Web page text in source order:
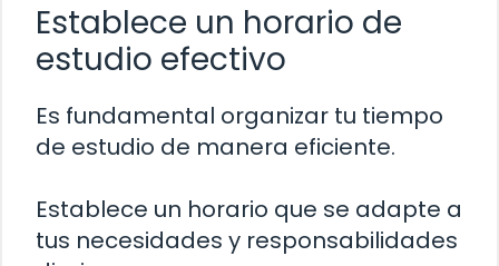
Establece un horario de
estudio efectivo
Es fundamental organizar tu tiempo
de estudio de manera eficiente.
Establece un horario que se adapte a
tus necesidades y responsabilidades